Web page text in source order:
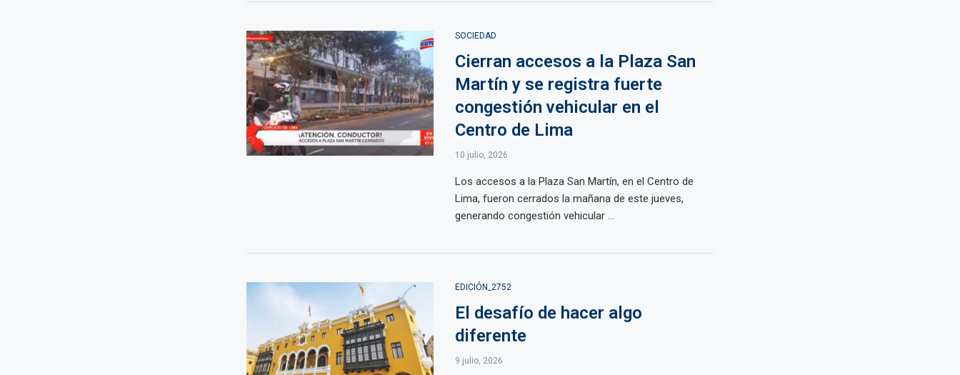
SOCIEDAD
Cierran accesos a la Plaza San
Martín y se registra fuerte
congestión vehicular en el
Centro de Lima
10 julio, 2026
Los accesos a la Plaza San Martín, en el Centro de
Lima, fueron cerrados la mañana de este jueves,
generando congestión vehicular ...
EDICIÓN_2752
El desafío de hacer algo
diferente
9 julio, 2026